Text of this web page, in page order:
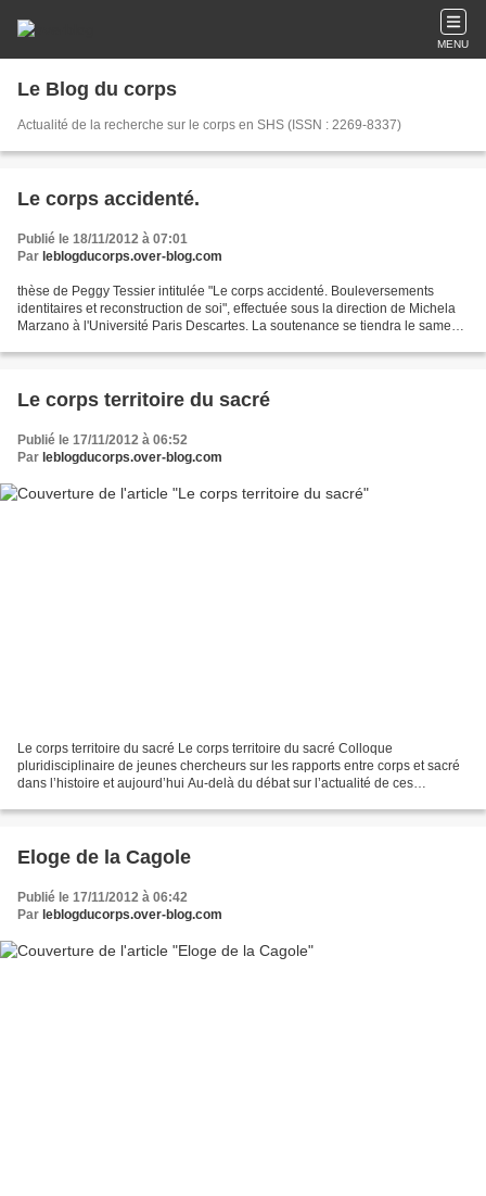
MENU
Le Blog du corps
Actualité de la recherche sur le corps en SHS (ISSN : 2269-8337)
Le corps accidenté.
Publié le 18/11/2012 à 07:01
Par leblogducorps.over-blog.com
thèse de Peggy Tessier intitulée "Le corps accidenté. Bouleversements
identitaires et reconstruction de soi", effectuée sous la direction de Michela
Marzano à l'Université Paris Descartes. La soutenance se tiendra le samedi
Le corps territoire du sacré
Publié le 17/11/2012 à 06:52
Par leblogducorps.over-blog.com
Le corps territoire du sacré Le corps territoire du sacré Colloque
pluridisciplinaire de jeunes chercheurs sur les rapports entre corps et sacré
dans l’histoire et aujourd’hui Au-delà du débat sur l’actualité de ces
Eloge de la Cagole
Publié le 17/11/2012 à 06:42
Par leblogducorps.over-blog.com